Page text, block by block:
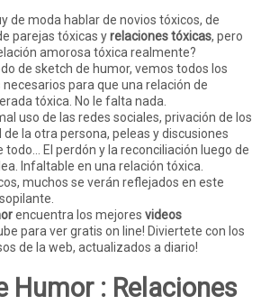
de moda hablar de novios tóxicos, de
parejas tóxicas yrelaciones tóxicas, pero
amorosa tóxica realmente?
de sketch de humor, vemos todos los
para que una relación de
tóxica. No le falta nada.
uso de las redes sociales, privación de los
la otra persona, peleas y discusiones
todo... El perdón y la reconciliación luego de
Infaltable en una relación tóxica.
muchos se verán reflejados en este
encuentra los mejores videos
para ver gratis on line! Diviertete con los
de la web, actualizados a diario!
Humor : Relaciones